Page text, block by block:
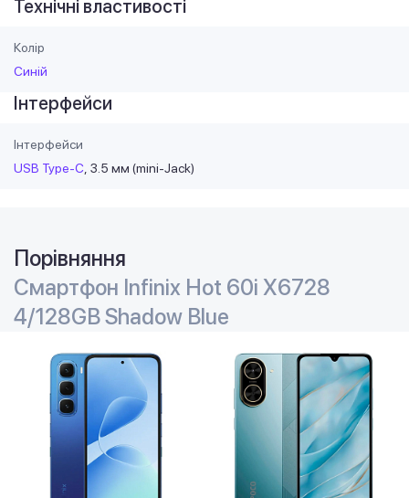
Технічні властивості
Колір
Синій
Інтерфейси
Інтерфейси
USB Type-C 3.5 мм (mini-Jack)
Порівняння
Смартфон Infinix Hot 60i X6728
4/128GB Shadow Blue